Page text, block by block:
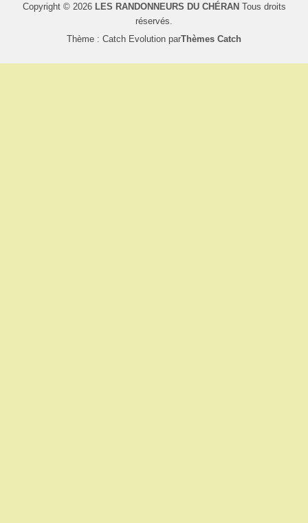
Copyright © 2026 LES RANDONNEURS DU CHÉRAN Tous droits
réservés.
Thème : Catch Evolution parThèmes Catch